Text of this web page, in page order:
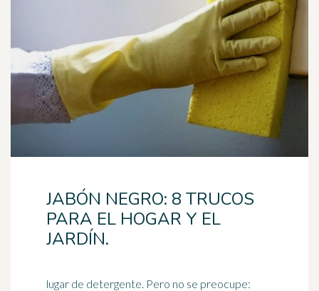
JABÓN NEGRO: 8 TRUCOS
PARA EL HOGAR Y EL
JARDÍN.
lugar de detergente. Pero no se preocupe: